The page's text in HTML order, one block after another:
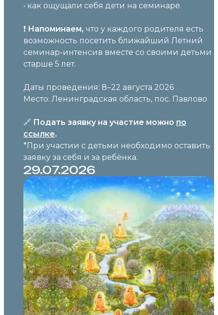
• как ощущали себя дети на семинаре.
❗️ Напоминаем, что у каждого родителя есть
возможность посетить ближайший Летний
семинар-интенсив вместе со своими детьми
старше 5 лет.
Даты проведения: 8–22 августа 2026
Место: Ленинградская область, пос. Павлово
🔗 Подать заявку на участие можно по
ссылке.
*При участии с детьми необходимо оставить
заявку за себя и за ребёнка.
29.07.2026